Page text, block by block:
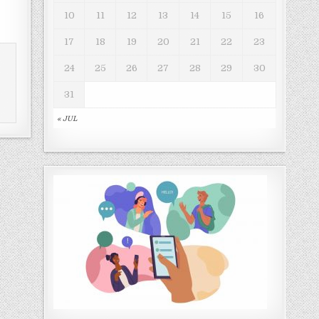
« JUL
10 11 12 13 14 15 16
17 18 19 20 21 22 23
24 25 26 27 28 29 30
31